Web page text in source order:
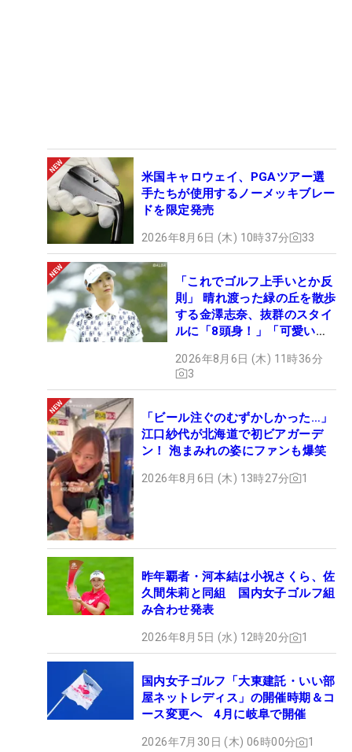
米国キャロウェイ、PGAツアー選
手たちが使用するノーメッキブレー
ドを限定発売
2026年8月6日 (木) 10時37分 33
「これでゴルフ上手いとか反
則」 晴れ渡った緑の丘を散歩
する金澤志奈、抜群のスタイ
ルに「8頭身！」「可愛いに
2026年8月6日 (木) 11時36分
3
「ビール注ぐのむずかしかった…」
江口紗代が北海道で初ビアガーデ
ン！ 泡まみれの姿にファンも爆笑
2026年8月6日 (木) 13時27分 1
昨年覇者・河本結は小祝さくら、佐
久間朱莉と同組 国内女子ゴルフ組
み合わせ発表
2026年8月5日 (水) 12時20分 1
国内女子ゴルフ「大東建託・いい部
屋ネットレディス」の開催時期＆コ
ース変更へ 4月に岐阜で開催
2026年7月30日 (木) 06時00分 1